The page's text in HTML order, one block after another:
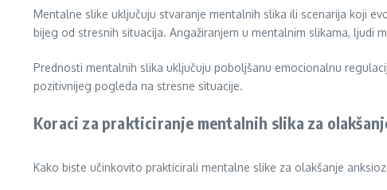
Mentalne slike uključuju stvaranje mentalnih slika ili scenarija koji
bijeg od stresnih situacija. Angažiranjem u mentalnim slikama, ljudi
Prednosti mentalnih slika uključuju poboljšanu emocionalnu
pozitivnijeg pogleda na stresne situacije.
Koraci za prakticiranje mentalnih slika za
Kako biste učinkovito prakticirali mentalne slike za olakšanje